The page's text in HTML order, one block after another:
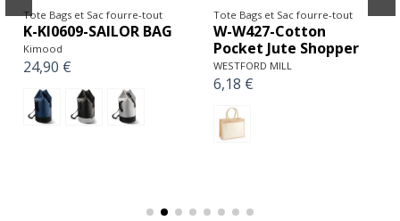
Tote Bags et Sac fourre-tout
K-KI0609-SAILOR BAG
Kimood
24,90 €
Tote Bags et Sac fourre-tout
W-W427-Cotton
Pocket Jute Shopper
WESTFORD MILL
6,18 €